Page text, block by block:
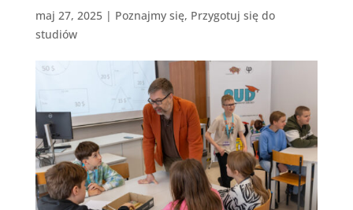
maj 27, 2025| Poznajmy się, Przygotuj się do
studiów